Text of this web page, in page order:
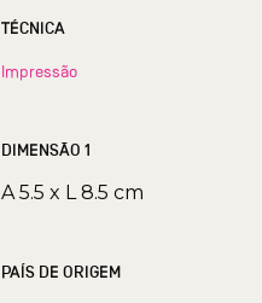
TÉCNICA
Impressão
DIMENSÃO 1
A 5.5 x L 8.5 cm
PAÍS DE ORIGEM